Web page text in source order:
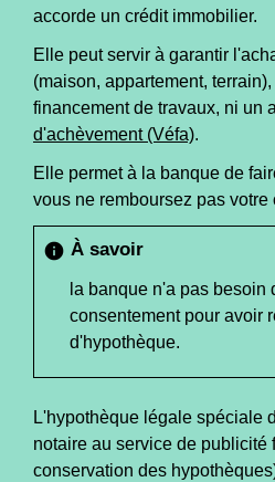
accorde un crédit immobilier.
Elle peut servir à garantir
(maison, appartement,
financement de travaux, ni un
d'achèvement (Véfa).
Elle permet à la banque de
vous ne remboursez pas votre
info À savoir
la banque n'a pas besoin
consentement pour avoir
d'hypothèque.
L'hypothèque légale spéciale
notaire au service de publicité
conservation des